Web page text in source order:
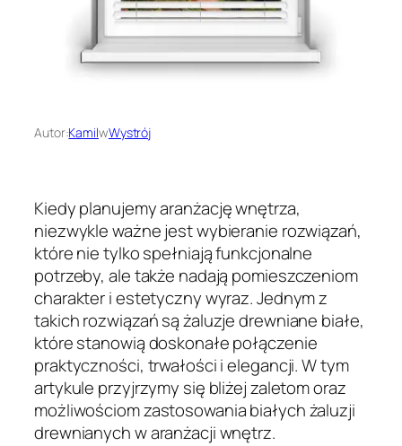
Autor:KamilwWystrój
Kiedy planujemy aranżację wnętrza,
niezwykle ważne jest wybieranie rozwiązań,
które nie tylko spełniają funkcjonalne
potrzeby, ale także nadają pomieszczeniom
charakter i estetyczny wyraz. Jednym z
takich rozwiązań są żaluzje drewniane białe,
które stanowią doskonałe połączenie
praktyczności, trwałości i elegancji. W tym
artykule przyjrzymy się bliżej zaletom oraz
możliwościom zastosowania białych żaluzji
drewnianych w aranżacji wnętrz.